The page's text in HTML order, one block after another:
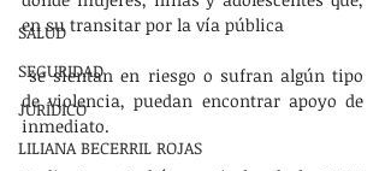
SALUD
SEGURIDAD
JURÍDICO
LILIANA BECERRIL ROJAS
en su transitar por la vía pública
se sientan en riesgo o sufran algún tipo
de violencia, puedan encontrar apoyo de
inmediato.